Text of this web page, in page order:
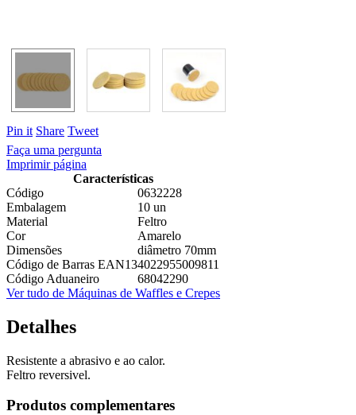
Pin it Share Tweet
Faça uma pergunta
Imprimir página
Características
Código
0632228
Embalagem
10 un
Material
Feltro
Cor
Amarelo
Dimensões
diâmetro 70mm
Código de Barras EAN134022955009811
Código Aduaneiro
68042290
Ver tudo de Máquinas de Waffles e Crepes
Detalhes
Resistente a abrasivo e ao calor.
Feltro reversivel.
Produtos complementares